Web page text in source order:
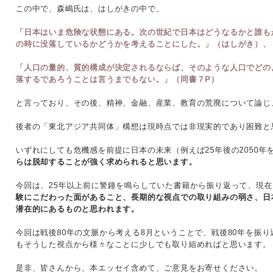
この中で、森嶋氏は、はしがきの中で、
「日本はいま危険な状態にある。次の世紀で日本はどうなるかと
の時に没落しているかどうかを考えることにした。」（はしがき）、
「人口の量的、質的構成が決定されるならば、そのような人口でど
落するであろうことは言うまでもない。」（同書７P）
と言っており、その後、精神、金融、産業、教育の荒廃について論
後者の「東北アジア共同体」構想は現時点では非現実的であり困難
いずれにしても危機感を前提に日本の未来（例えば25年後の2050年
らは脱却することが強く求められると思います。
今回は、25年以上前に警鐘を鳴らしていた書籍から振り返って、現在
験にこだわった面があること、長期的な視点での取り組みの弱さ、
潜在的にあるものと思われます。
今回は戦後80年の文脈から考える8月ということで、戦後80年を振
もそうした視点から様々なことに少しでも取り組めればと思います。
是非、皆さんから、本エッセイ含めて、ご意見をお寄せください。